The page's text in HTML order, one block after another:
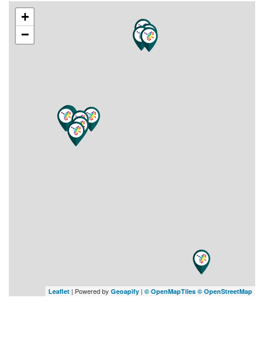
+
−
Leaflet | Powered by Geoapify | © OpenMapTiles © OpenStreetMap